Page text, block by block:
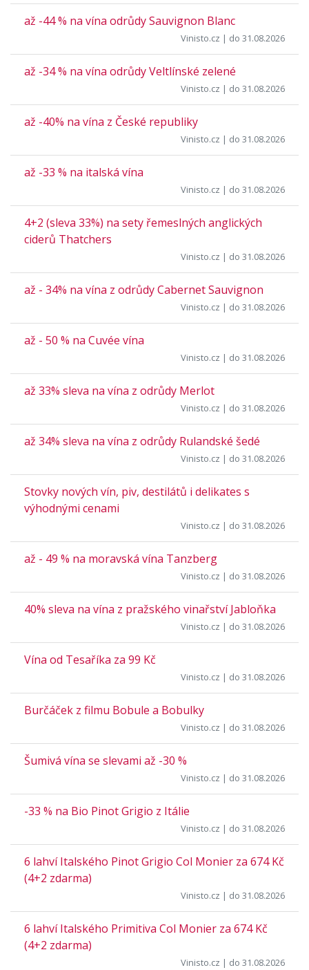
až -44 % na vína odrůdy Sauvignon Blanc
Vinisto.cz | do 31.08.2026
až -34 % na vína odrůdy Veltlínské zelené
Vinisto.cz | do 31.08.2026
až -40% na vína z České republiky
Vinisto.cz | do 31.08.2026
až -33 % na italská vína
Vinisto.cz | do 31.08.2026
4+2 (sleva 33%) na sety řemeslných anglických
ciderů Thatchers
Vinisto.cz | do 31.08.2026
až - 34% na vína z odrůdy Cabernet Sauvignon
Vinisto.cz | do 31.08.2026
až - 50 % na Cuvée vína
Vinisto.cz | do 31.08.2026
až 33% sleva na vína z odrůdy Merlot
Vinisto.cz | do 31.08.2026
až 34% sleva na vína z odrůdy Rulandské šedé
Vinisto.cz | do 31.08.2026
Stovky nových vín, piv, destilátů i delikates s
výhodnými cenami
Vinisto.cz | do 31.08.2026
až - 49 % na moravská vína Tanzberg
Vinisto.cz | do 31.08.2026
40% sleva na vína z pražského vinařství Jabloňka
Vinisto.cz | do 31.08.2026
Vína od Tesaříka za 99 Kč
Vinisto.cz | do 31.08.2026
Burčáček z filmu Bobule a Bobulky
Vinisto.cz | do 31.08.2026
Šumivá vína se slevami až -30 %
Vinisto.cz | do 31.08.2026
-33 % na Bio Pinot Grigio z Itálie
Vinisto.cz | do 31.08.2026
6 lahví Italského Pinot Grigio Col Monier za 674 Kč
(4+2 zdarma)
Vinisto.cz | do 31.08.2026
6 lahví Italského Primitiva Col Monier za 674 Kč
(4+2 zdarma)
Vinisto.cz | do 31.08.2026